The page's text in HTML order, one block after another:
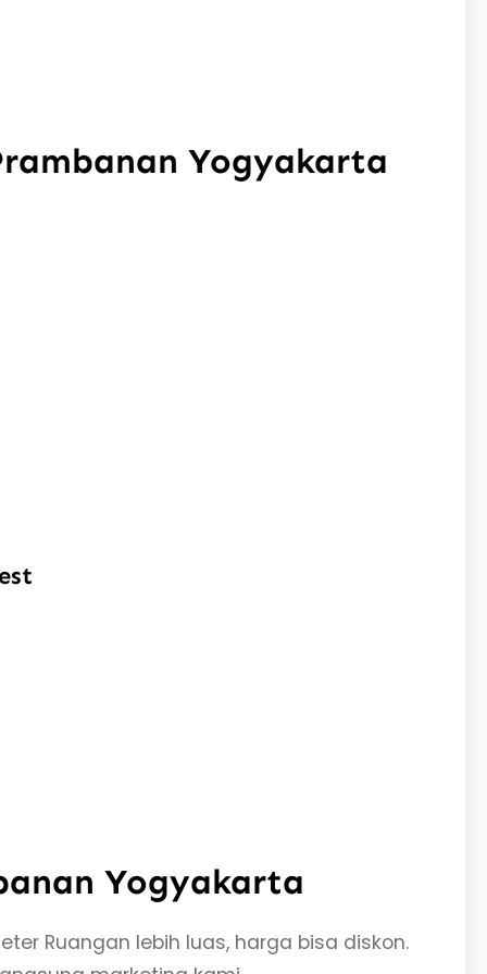
Yogyakarta
Yogyakarta
Ruangan lebih luas, harga bisa diskon.